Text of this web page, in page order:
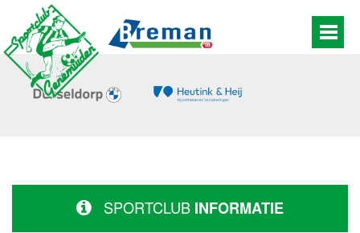
SPORTCLUB INFORMATIE